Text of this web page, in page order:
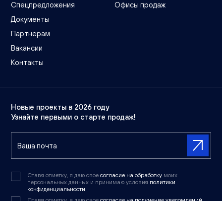
Спецпредложения
Документы
Партнерам
Вакансии
Контакты
Офисы продаж
Новые проекты в 2026 году
Узнайте первыми о старте продаж!
Ставя отметку, я даю свое согласие на обработку моих
персональных данных и принимаю условия политики
конфиденциальности